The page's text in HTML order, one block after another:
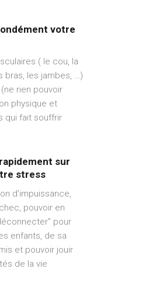
votre
( le cou, la
bras, les jambes, …)
rien pouvoir
physique et
qui fait souffrir
sur
stress
d’impuissance,
pouvoir en
pour
enfants, de sa
et pouvoir jouir
de la vie